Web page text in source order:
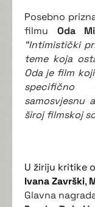
Posebno
filmu Oda
“Intimistički
teme koja
Oda je film
specifično
samosvjesnu
široj filmskoj
U žiriju kritike
Ivana Završki,
Glavna